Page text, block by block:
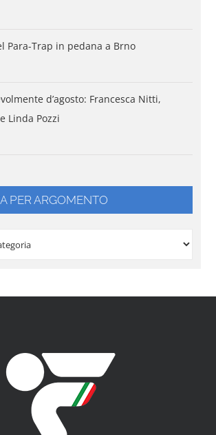
Para-Trap in pedana a Brno
d’agosto: Francesca Nitti,
Linda Pozzi
PER ARGOMENTO